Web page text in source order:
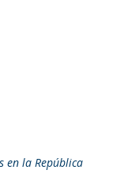
en la República